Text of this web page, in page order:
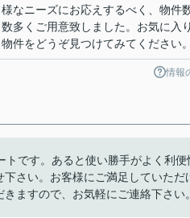
様なニーズにお応えするべく、物件
数多くご用意致しました。お気に入
物件をどうぞ見つけてみてください
情報
トです。あると使い勝手がよく利便
さい。お客様にご満足していただ
ますので、お気軽にご連絡下さい